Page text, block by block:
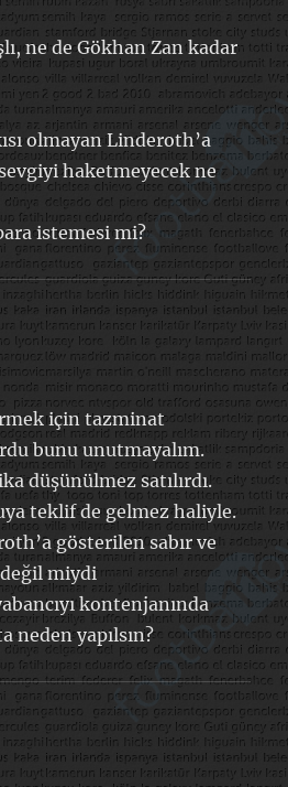
ne de Gökhan Zan kadar
olmayan Linderoth’a
haketmeyecek ne
istemesi mi?
için tazminat
bunu unutmayalım.
düşünülmez satılırdı.
teklif de gelmez haliyle.
gösterilen sabır ve
değil miydi
kontenjanında
neden yapılsın?